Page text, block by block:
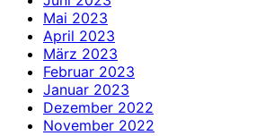
Mai 2023
April 2023
März 2023
Februar 2023
Januar 2023
Dezember 2022
November 2022